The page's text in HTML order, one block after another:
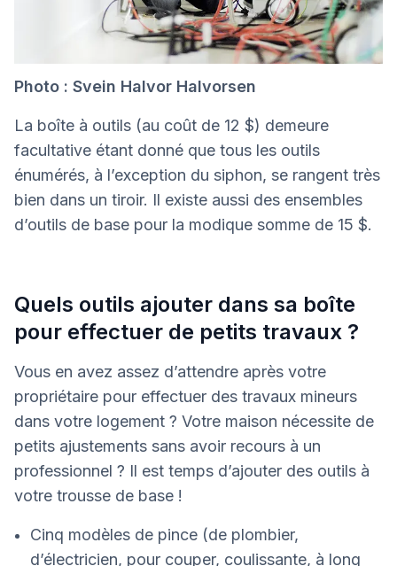
Photo : Svein Halvor Halvorsen
La boîte à outils (au coût de 12 $) demeure
facultative étant donné que tous les outils
énumérés, à l’exception du siphon, se rangent très
bien dans un tiroir. Il existe aussi des ensembles
d’outils de base pour la modique somme de 15 $.
Quels outils ajouter dans sa boîte
pour effectuer de petits travaux ?
Vous en avez assez d’attendre après votre
propriétaire pour effectuer des travaux mineurs
dans votre logement ? Votre maison nécessite de
petits ajustements sans avoir recours à un
professionnel ? Il est temps d’ajouter des outils à
votre trousse de base !
Cinq modèles de pince (de plombier,
d’électricien, pour couper, coulissante, à long